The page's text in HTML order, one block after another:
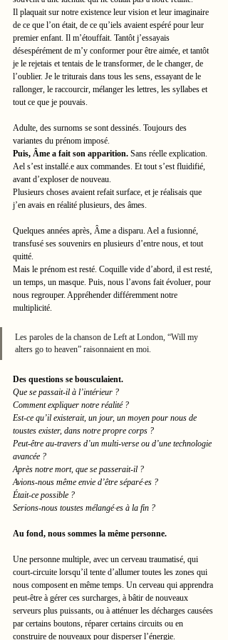
Il plaquait sur notre existence leur vision et leur imaginaire
de ce que l’on était, de ce qu’iels avaient espéré pour leur
premier enfant. Il m’étouffait. Tantôt j’essayais
désespérément de m’y conformer pour être aimée, et tantôt
je le rejetais et tentais de le transformer, de le changer, de
l’oublier. Je le triturais dans tous les sens, essayant de le
rallonger, le raccourcir, mélanger les lettres, les syllabes et
tout ce que je pouvais.
Adulte, des surnoms se sont dessinés. Toujours des
variantes du prénom imposé.
Puis, Âme a fait son apparition. Sans réelle explication.
Ael s’est installé.e aux commandes. Et tout s’est fluidifié,
avant d’exploser de nouveau.
Plusieurs choses avaient refait surface, et je réalisais que
j’en avais en réalité plusieurs, des âmes.
Quelques années après, Âme a disparu. Ael a fusionné,
transfusé ses souvenirs en plusieurs d’entre nous, et tout
quitté.
Mais le prénom est resté. Coquille vide d’abord, il est resté,
un temps, un masque. Puis, nous l’avons fait évoluer, pour
nous regrouper. Appréhender différemment notre
multiplicité.
Les paroles de la chanson de Left at London, “Will my
alters go to heaven” raisonnaient en moi.
Des questions se bousculaient.
Que se passait-il à l’intérieur ?
Comment expliquer notre réalité ?
Est-ce qu’il existerait, un jour, un moyen pour nous de
toustes exister, dans notre propre corps ?
Peut-être au-travers d’un multi-verse ou d’une technologie
avancée ?
Après notre mort, que se passerait-il ?
Avions-nous même envie d’être séparé·es ?
Était-ce possible ?
Serions-nous toustes mélangé·es à la fin ?
Au fond, nous sommes la même personne.
Une personne multiple, avec un cerveau traumatisé, qui
court-circuite lorsqu’il tente d’allumer toutes les zones qui
nous composent en même temps. Un cerveau qui apprendra
peut-être à gérer ces surcharges, à bâtir de nouveaux
serveurs plus puissants, ou à atténuer les décharges causées
par certains boutons, réparer certains circuits ou en
construire de nouveaux pour disperser l’énergie.